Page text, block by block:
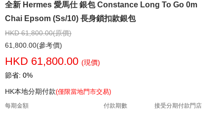
全新 Hermes 愛馬仕 銀包 Constance Long To Go 0m
Chai Epsom (Ss/10) 長身鎖扣款銀包
HKD 61,800.00(原價)
61,800.00(參考價)
HKD 61,800.00 (現價)
節省: 0%
HK本地分期付款(僅限當地門市交易)
每期金額 付款期數 接受分期付款門店